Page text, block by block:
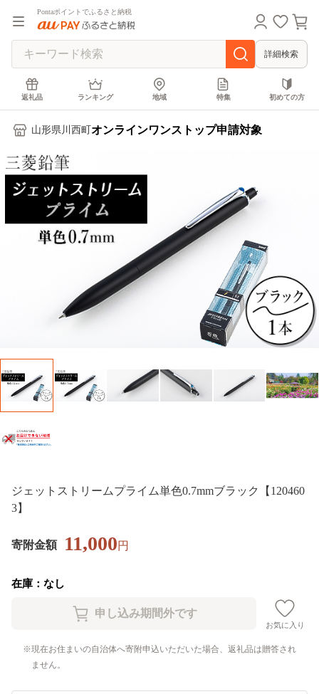
Pontaポイントでふるさと納税
詳細検索
返礼品 ランキング 地域 特集 初めての方
山形県川西町 オンラインワンストップ申請対象
ジェットストリームプライム単色0.7mmブラック【120460
3】
寄附金額 11,000円
在庫：なし
お気に入り
現在お住まいの自治体へ寄附申込いただいた場合、返礼品は贈答され
ません。